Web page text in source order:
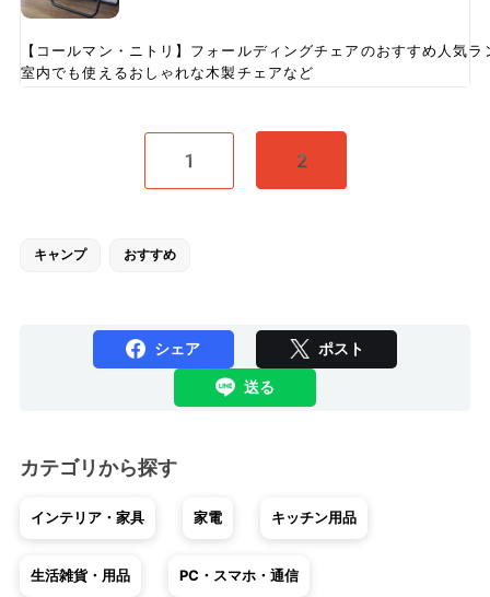
【コールマン・ニトリ】フォールディングチェアのおすすめ人
室内でも使えるおしゃれな木製チェアなど
1 2
キャンプ おすすめ
シェア ポスト
送る
カテゴリから探す
インテリア・家具 家電 キッチン用品
生活雑貨・用品 PC・スマホ・通信